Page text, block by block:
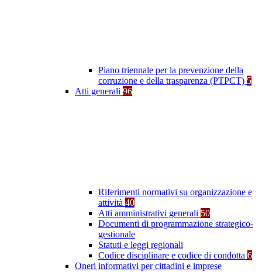
Piano triennale per la prevenzione della
corruzione e della trasparenza (PTPCT) 5
Atti generali 96
Riferimenti normativi su organizzazione e
attività 40
Atti amministrativi generali 50
Documenti di programmazione strategico-
gestionale
Statuti e leggi regionali
Codice disciplinare e codice di condotta 6
Oneri informativi per cittadini e imprese